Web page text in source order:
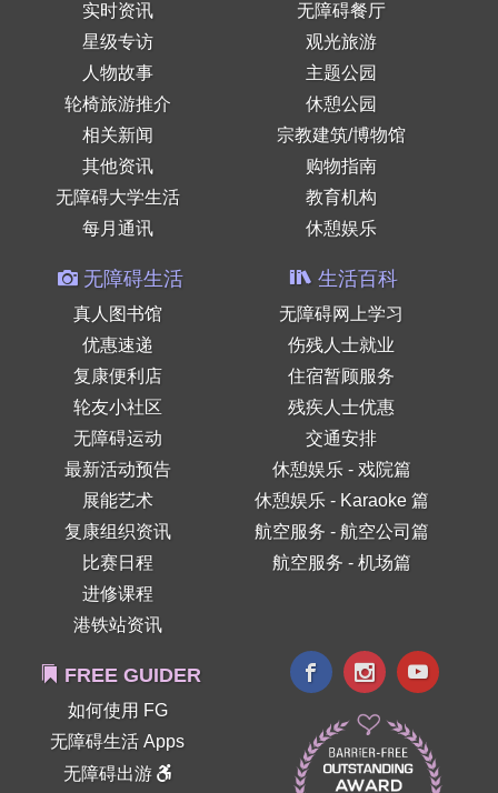
实时资讯
星级专访
人物故事
轮椅旅游推介
相关新闻
其他资讯
无障碍大学生活
每月通讯
无障碍餐厅
观光旅游
主题公园
休憩公园
宗教建筑/博物馆
购物指南
教育机构
休憩娱乐
无障碍生活
真人图书馆
优惠速递
复康便利店
轮友小社区
无障碍运动
最新活动预告
展能艺术
复康组织资讯
比赛日程
进修课程
港铁站资讯
生活百科
无障碍网上学习
伤残人士就业
住宿暂顾服务
残疾人士优惠
交通安排
休憩娱乐 - 戏院篇
休憩娱乐 - Karaoke 篇
航空服务 - 航空公司篇
航空服务 - 机场篇
FREE GUIDER
如何使用 FG
无障碍生活 Apps
无障碍出游